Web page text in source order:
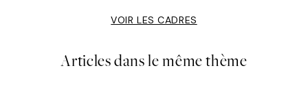
VOIR LES CADRES
Articles dans le même thème